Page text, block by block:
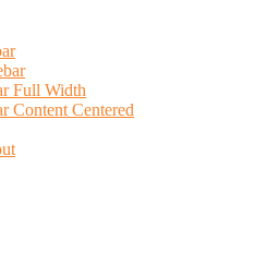
Full Width
Content Centered